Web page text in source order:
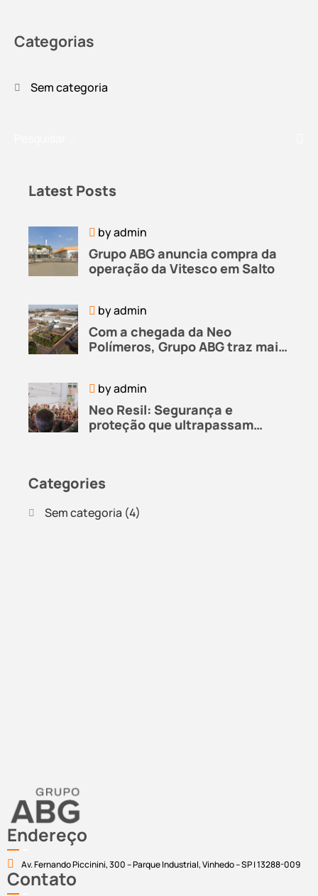
Categorias
Sem categoria
Latest Posts
byadmin
Grupo ABG anuncia compra da
operação da Vitesco em Salto
byadmin
Com a chegada da Neo
Polímeros, Grupo ABG traz mais
byadmin
Neo Resil: Segurança e
proteção que ultrapassam
Categories
Sem categoria (4)
Endereço
Av. Fernando Piccinini, 300 – Parque Industrial, Vinhedo – SP | 13288-009
Contato